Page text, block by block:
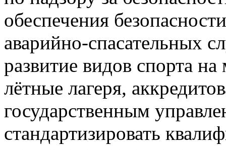
обеспечения
аварийно-спасательных
развитие видов спорта
лётные лагеря,
государственным
стандартизировать